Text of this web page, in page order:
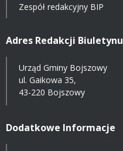
Zespół redakcyjny BIP
Adres Redakcji Biuletynu
Urząd Gminy Bojszowy
ul. Gaikowa 35,
43-220 Bojszowy
Dodatkowe Informacje